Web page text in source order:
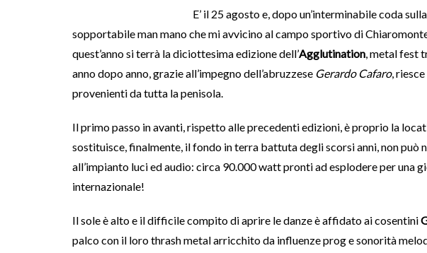
E’ il 25 agosto e, dopo un’interminabile coda
sopportabile man mano che mi avvicino al campo sportivo di
quest’anno si terrà la diciottesima edizione dell’Agglutination, metal fest
anno dopo anno, grazie all’impegno dell’abruzzese Gerardo Cafaro,
provenienti da tutta la penisola.
Il primo passo in avanti, rispetto alle precedenti edizioni, è proprio la
sostituisce, finalmente, il fondo in terra battuta degli scorsi anni, non può
all’impianto luci ed audio: circa 90.000 watt pronti ad esplodere per una
internazionale!
Il sole è alto e il difficile compito di aprire le danze è affidato ai cosentini
palco con il loro thrash metal arricchito da influenze prog e sonorità